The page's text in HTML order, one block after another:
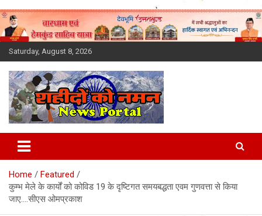
Skip
to
content
Saturday, August 8, 2026
Latest News Today, Breaking
News, Uttarakhand News in
Hindi
Home
Featured
कुम्भ मेले के कार्यों को कोविड 19 के दृष्टिगत समयबद्धता एवम गुणवत्ता से किया
जाए….सीएस ओमप्रकाश